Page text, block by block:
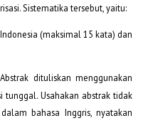
Sistematika tersebut, yaitu:
(maksimal 15 kata) dan
dituliskan menggunakan
Usahakan abstrak tidak
bahasa Inggris, nyatakan